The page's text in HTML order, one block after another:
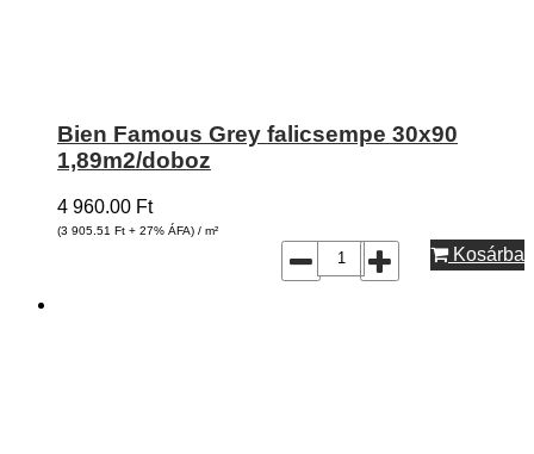
Bien Famous Grey falicsempe 30x90
1,89m2/doboz
4 960.00 Ft
(3 905.51 Ft + 27% ÁFA) / m²
Kosárba